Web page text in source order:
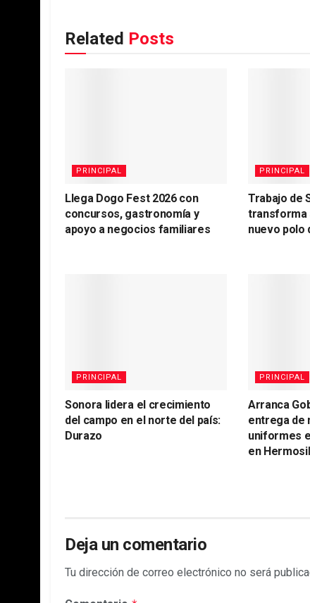
Related Posts
PRINCIPAL
Llega Dogo Fest 2026 con
concursos, gastronomía y
apoyo a negocios familiares
PRINCIPAL
Trabajo de
transforma
nuevo polo
PRINCIPAL
Sonora lidera el crecimiento
del campo en el norte del país:
Durazo
PRINCIPAL
Arranca
entrega de
uniformes
en
Deja un comentario
Tu dirección de correo electrónico no será